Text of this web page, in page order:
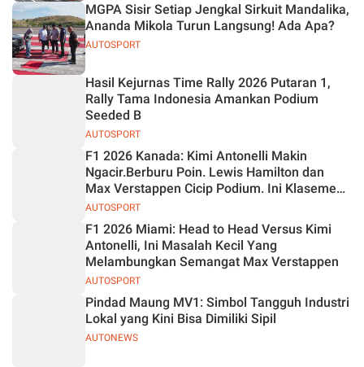
AUTOSPORT
MGPA Sisir Setiap Jengkal Sirkuit Mandalika,
Ananda Mikola Turun Langsung! Ada Apa?
AUTOSPORT
Hasil Kejurnas Time Rally 2026 Putaran 1,
Rally Tama Indonesia Amankan Podium
Seeded B
AUTOSPORT
F1 2026 Kanada: Kimi Antonelli Makin
Ngacir.Berburu Poin. Lewis Hamilton dan
Max Verstappen Cicip Podium. Ini Klasemen
Terbaru
AUTOSPORT
F1 2026 Miami: Head to Head Versus Kimi
Antonelli, Ini Masalah Kecil Yang
Melambungkan Semangat Max Verstappen
AUTONEWS
Pindad Maung MV1: Simbol Tangguh Industri
Lokal yang Kini Bisa Dimiliki Sipil